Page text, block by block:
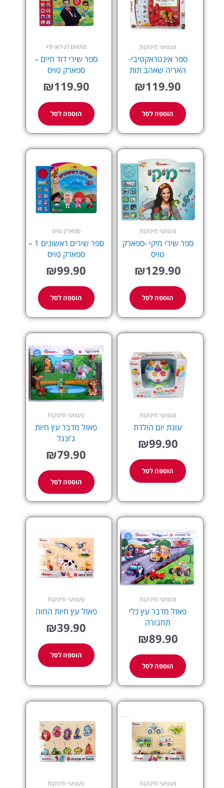
צעצועי תינוקות
ספר אינטראקטיבי-
האריה שאהב תות
₪119.90
הוספה לסל
מתאים לגילאי 9+
ספר שירי דוד חיים –
ספארק טויס
₪119.90
הוספה לסל
צעצועי תינוקות
ספר שירי מיקי -ספארק
טויס
₪129.90
הוספה לסל
ספארק טויס
ספר שירים ראשונים 1 –
ספארק טויס
₪99.90
הוספה לסל
צעצועי תינוקות
עוגת יום הולדת
₪99.90
הוספה לסל
צעצועי תינוקות
פאזל מדבר עץ חיות
ג’ונגל
₪79.90
הוספה לסל
צעצועי תינוקות
פאזל מדבר עץ כלי
תחבורה
₪89.90
הוספה לסל
צעצועי תינוקות
פאזל עץ חיות החוה
₪39.90
הוספה לסל
צעצועי תינוקות צעצועי תינוקות